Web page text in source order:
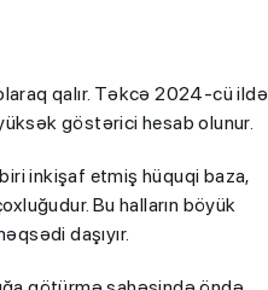
qalır. Təkcə 2024-cü ildə
göstərici hesab olunur.
inkişaf etmiş hüquqi baza,
Bu halların böyük
daşıyır.